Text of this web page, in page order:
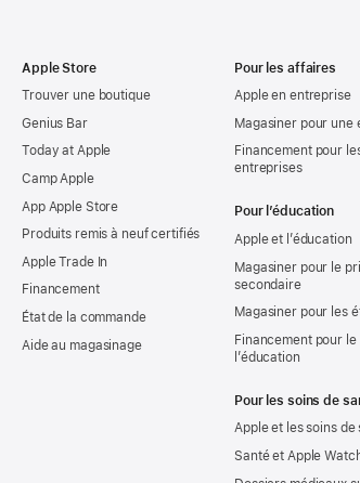
Apple Store
Trouver une boutique
Genius Bar
Today at Apple
Camp Apple
App Apple Store
Produits remis à neuf certifiés
Apple Trade In
Financement
État de la commande
Aide au magasinage
Pour les affaires
Apple en entreprise
Magasiner pour une
Financement pour
entreprises
Pour l’éducation
Apple et l’éducation
Magasiner pour le
secondaire
Magasiner pour les
Financement pour
l’éducation
Pour les soins de
Apple et les soins de
Santé et Apple